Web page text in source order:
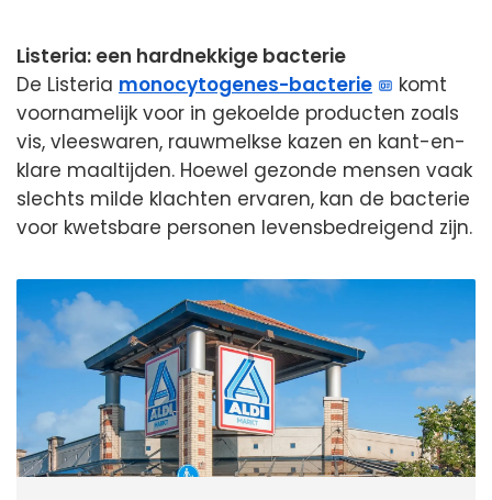
Listeria: een hardnekkige bacterie
De Listeria monocytogenes-bacterie
komt
voornamelijk voor in gekoelde producten zoals
vis, vleeswaren, rauwmelkse kazen en kant-en-
klare maaltijden. Hoewel gezonde mensen vaak
slechts milde klachten ervaren, kan de bacterie
voor kwetsbare personen levensbedreigend zijn.